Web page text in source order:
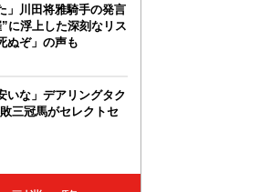
」川田将雅騎手の発言
に浮上した深刻なリス
ぬぞ」の声も
いな」デアリングタク
三冠馬がセレクトセ